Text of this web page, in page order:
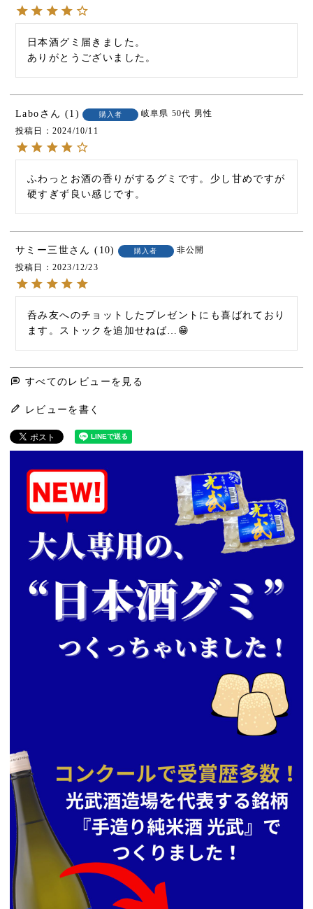
日本酒グミ届きました。
ありがとうございました。
Labo 1 購入者 岐阜県 50代 男性
投稿日
2024/10/11
ふわっとお酒の香りがするグミです。少し甘めですが
硬すぎず良い感じです。
サミー三世 10 購入者
非公開
投稿日
2023/12/23
呑み友へのチョットしたプレゼントにも喜ばれており
ます。ストックを追加せねば…😁
すべてのレビューを見る
レビューを書く